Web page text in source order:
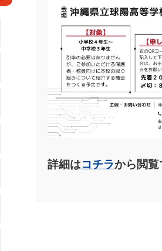
詳細はコチラから閲覧